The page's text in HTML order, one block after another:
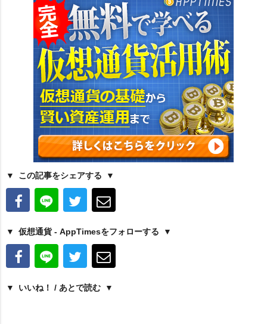
この記事をシェアする
仮想通貨 - AppTimesをフォローする
いいね！ / あとで読む